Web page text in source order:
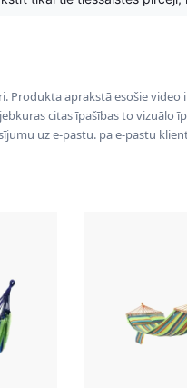
aprakstā esošie
citas īpašības to
uz e-pastu. pa e-pastu